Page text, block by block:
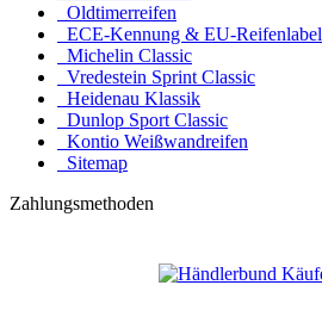
Oldtimerreifen
ECE-Kennung & EU-Reifenlabel
Michelin Classic
Vredestein Sprint Classic
Heidenau Klassik
Dunlop Sport Classic
Kontio Weißwandreifen
Sitemap
Zahlungsmethoden